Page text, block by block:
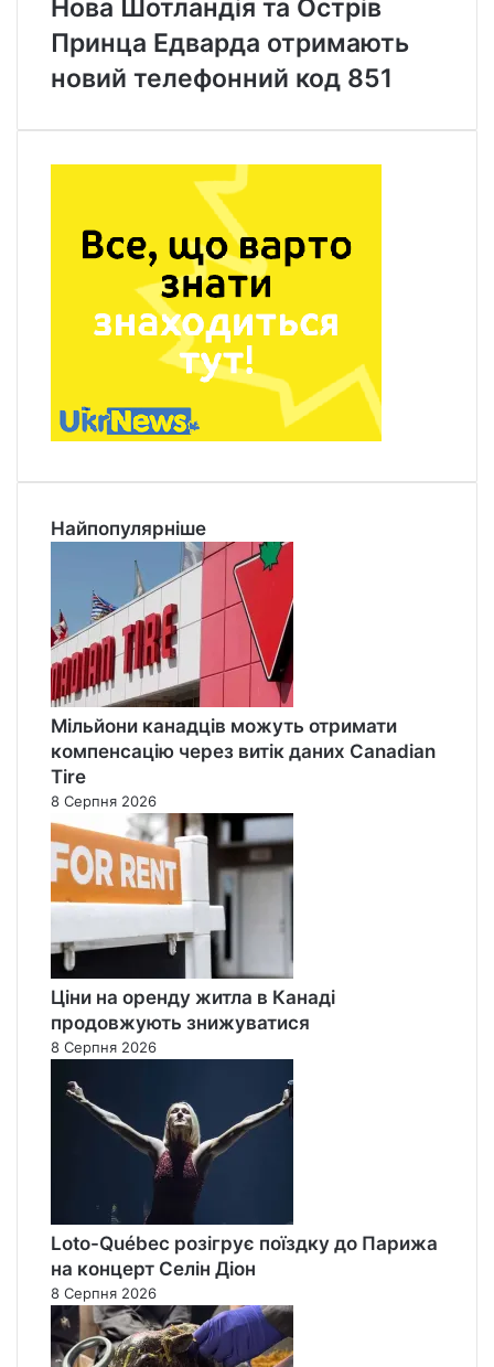
Нова Шотландія та Острів
Принца Едварда отримають
новий телефонний код 851
Найпопулярніше
Мільйони канадців можуть отримати
компенсацію через витік даних Canadian
Tire
8 Серпня 2026
Ціни на оренду житла в Канаді
продовжують знижуватися
8 Серпня 2026
Loto-Québec розігрує поїздку до Парижа
на концерт Селін Діон
8 Серпня 2026